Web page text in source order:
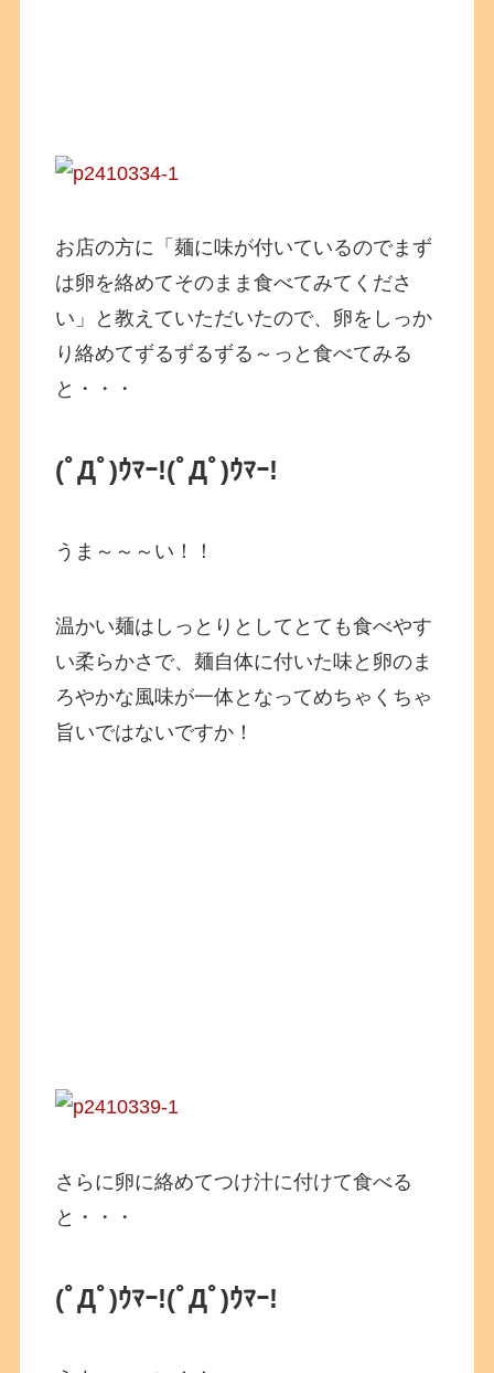
お店の方に「麺に味が付いているのでまず
は卵を絡めてそのまま食べてみてくださ
い」と教えていただいたので、卵をしっか
り絡めてずるずるずる～っと食べてみる
と・・・
(ﾟДﾟ)ｳﾏｰ!(ﾟДﾟ)ｳﾏｰ!
うま～～～い！！
温かい麺はしっとりとしてとても食べやす
い柔らかさで、麺自体に付いた味と卵のま
ろやかな風味が一体となってめちゃくちゃ
旨いではないですか！
さらに卵に絡めてつけ汁に付けて食べる
と・・・
(ﾟДﾟ)ｳﾏｰ!(ﾟДﾟ)ｳﾏｰ!